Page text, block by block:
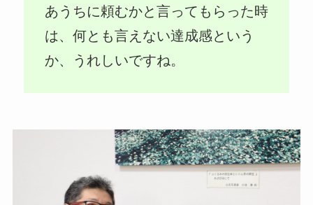
あうちに頼むかと言ってもらった時
は、何とも言えない達成感という
か、うれしいですね。